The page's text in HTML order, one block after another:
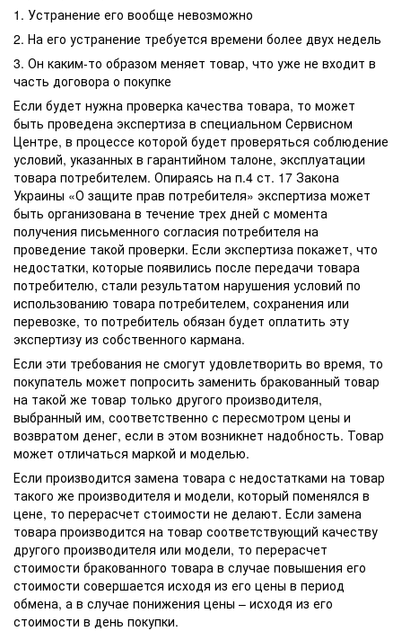
1. Устранение его вообще невозможно
2. На его устранение требуется времени более двух недель
3. Он каким-то образом меняет товар, что уже не входит в
часть договора о покупке
Если будет нужна проверка качества товара, то может
быть проведена экспертиза в специальном Сервисном
Центре, в процессе которой будет проверяться соблюдение
условий, указанных в гарантийном талоне, эксплуатации
товара потребителем. Опираясь на п.4 ст. 17 Закона
Украины «О защите прав потребителя» экспертиза может
быть организована в течение трех дней с момента
получения письменного согласия потребителя на
проведение такой проверки. Если экспертиза покажет, что
недостатки, которые появились после передачи товара
потребителю, стали результатом нарушения условий по
использованию товара потребителем, сохранения или
перевозке, то потребитель обязан будет оплатить эту
экспертизу из собственного кармана.
Если эти требования не смогут удовлетворить во время, то
покупатель может попросить заменить бракованный товар
на такой же товар только другого производителя,
выбранный им, соответственно с пересмотром цены и
возвратом денег, если в этом возникнет надобность. Товар
может отличаться маркой и моделью.
Если производится замена товара с недостатками на товар
такого же производителя и модели, который поменялся в
цене, то перерасчет стоимости не делают. Если замена
товара производится на товар соответствующий качеству
другого производителя или модели, то перерасчет
стоимости бракованного товара в случае повышения его
стоимости совершается исходя из его цены в период
обмена, а в случае понижения цены – исходя из его
стоимости в день покупки.